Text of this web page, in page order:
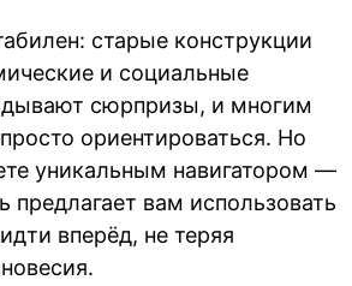
старые конструкции
и социальные
сюрпризы, и многим
ориентироваться. Но
уникальным навигатором —
предлагает вам использовать
вперёд, не теряя